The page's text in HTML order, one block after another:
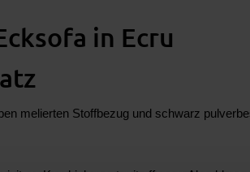
in Ecru
melierten Stoffbezug und schwarz